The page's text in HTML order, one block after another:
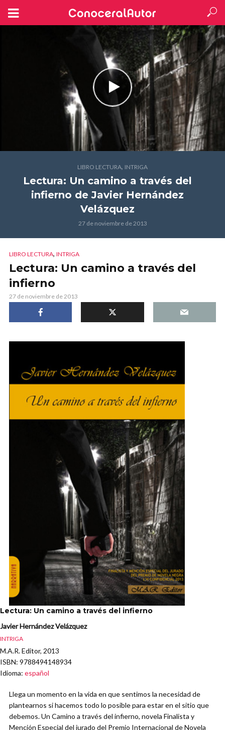
LIBRO LECTURA, INTRIGA
Lectura: Un camino a través del
infierno de Javier Hernández
Velázquez
27 de noviembre de 2013
LIBRO LECTURA, INTRIGA
Lectura: Un camino a través del
infierno
27 de noviembre de 2013
Lectura: Un camino a través del infierno
Javier Hernández Velázquez
INTRIGA
M.A.R. Editor, 2013
ISBN: 9788494148934
Idioma: español
Llega un momento en la vida en que sentimos la necesidad de
plantearnos si hacemos todo lo posible para estar en el sitio que
debemos. Un Camino a través del infierno, novela Finalista y
Mención Especial del jurado del Premio Internacional de Novela